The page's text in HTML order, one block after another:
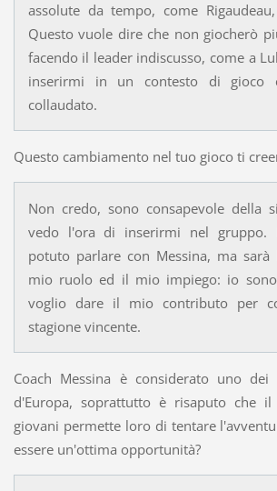
assolute da tempo, come
Questo vuole dire che non giocherò
facendo il leader indiscusso, come a
inserirmi in un contesto di gioco
collaudato.
Questo cambiamento nel tuo gioco ti
Non credo, sono consapevole della
vedo l'ora di inserirmi nel gruppo.
potuto parlare con Messina, ma
mio ruolo ed il mio impiego: io sono
voglio dare il mio contributo per
stagione vincente.
Coach Messina è considerato uno
d'Europa, soprattutto è risaputo che
giovani permette loro di tentare
essere un'ottima opportunità?